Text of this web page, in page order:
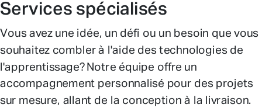
Services spécialisés
Vous avez une idée, un défi ou un besoin que vous
souhaitez combler à l'aide des technologies de
l'apprentissage? Notre équipe offre un
accompagnement personnalisé pour des projets
sur mesure, allant de la conception à la livraison.